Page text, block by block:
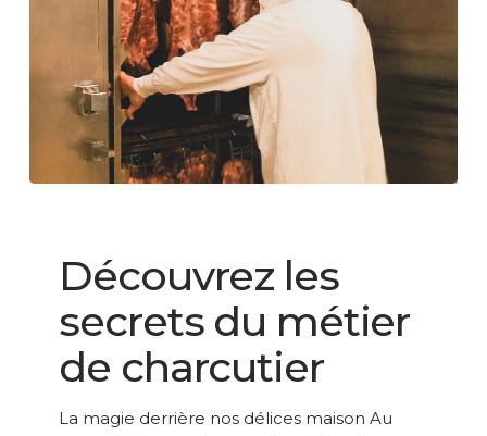
secrets
métier
charcutier
Découvrez les
secrets du métier
de charcutier
La magie derrière nos délices maison Au